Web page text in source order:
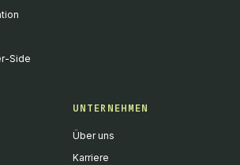
Side
UNTERNEHMEN
Über uns
Karriere